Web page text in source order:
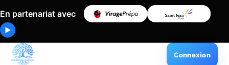
En partenariat avec
▶
Connexion